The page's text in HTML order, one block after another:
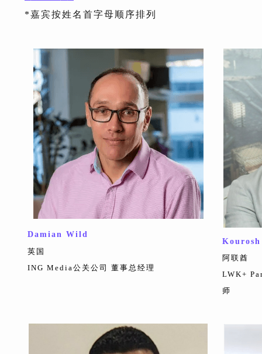
*嘉宾按姓名首字母顺序排列
Damian Wild
英国
ING Media公关公司 董事总经理
阿联酋
LWK+
师